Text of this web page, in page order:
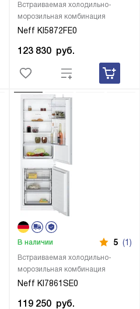
Встраиваемая холодильно-
морозильная комбинация
Neff KI5872FE0
123 830 руб.
Встраиваемая холодильно-
морозильная комбинация
Neff KI7861SE0
В наличии 5 (1)
119 250 руб.